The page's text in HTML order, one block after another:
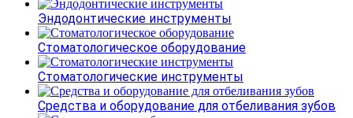
Эндодонтические инструменты
Стоматологическое оборудование
Стоматологические инструменты
Средства и оборудование для отбеливания зубов